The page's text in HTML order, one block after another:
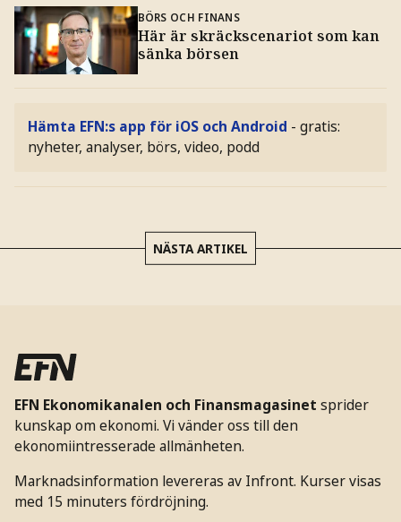
BÖRS OCH FINANS
Här är skräckscenariot som kan
sänka börsen
Hämta EFN:s app för iOS och Android - gratis:
nyheter, analyser, börs, video, podd
NÄSTA ARTIKEL
EFN Ekonomikanalen och Finansmagasinet sprider
kunskap om ekonomi. Vi vänder oss till den
ekonomiintresserade allmänheten.
Marknadsinformation levereras av Infront. Kurser visas
med 15 minuters fördröjning.